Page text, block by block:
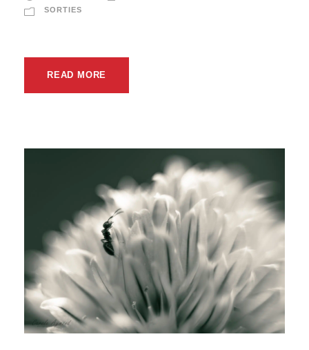
SORTIES
READ MORE